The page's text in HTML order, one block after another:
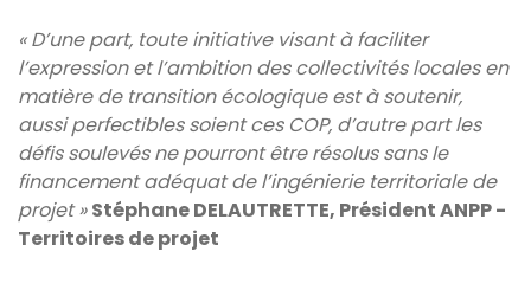
« D’une part, toute initiative visant à faciliter
l’expression et l’ambition des collectivités locales en
matière de transition écologique est à soutenir,
aussi perfectibles soient ces COP, d’autre part les
défis soulevés ne pourront être résolus sans le
financement adéquat de l’ingénierie territoriale de
projet » Stéphane DELAUTRETTE, Président ANPP -
Territoires de projet